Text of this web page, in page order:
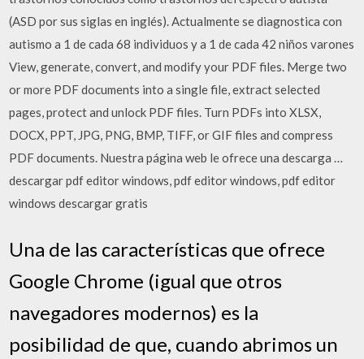
(ASD por sus siglas en inglés). Actualmente se diagnostica con
autismo a 1 de cada 68 individuos y a 1 de cada 42 niños varones
View, generate, convert, and modify your PDF files. Merge two
or more PDF documents into a single file, extract selected
pages, protect and unlock PDF files. Turn PDFs into XLSX,
DOCX, PPT, JPG, PNG, BMP, TIFF, or GIF files and compress
PDF documents. Nuestra página web le ofrece una descarga …
descargar pdf editor windows, pdf editor windows, pdf editor
windows descargar gratis
Una de las características que ofrece
Google Chrome (igual que otros
navegadores modernos) es la
posibilidad de que, cuando abrimos un